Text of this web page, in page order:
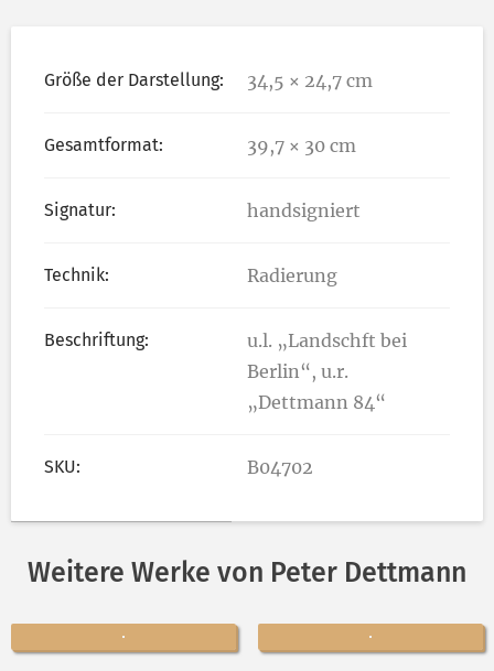
Größe der Darstellung: 34,5 × 24,7 cm
Gesamtformat: 39,7 × 30 cm
Signatur: handsigniert
Technik: Radierung
Beschriftung:
u.l. „Landschft bei
Berlin“, u.r.
„Dettmann 84“
SKU: B04702
Weitere Werke von Peter Dettmann